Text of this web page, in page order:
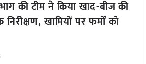
की टीम ने किया खाद-बीज की
खामियों पर फर्मों को